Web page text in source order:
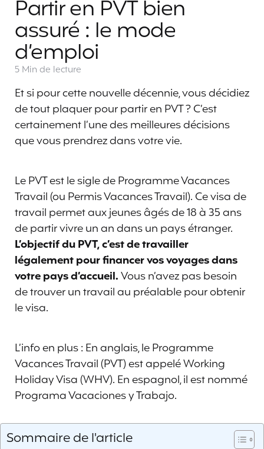
Partir en PVT bien
assuré : le mode
d’emploi
5 Min de lecture
Et si pour cette nouvelle décennie, vous décidiez
de tout plaquer pour partir en PVT ? C’est
certainement l’une des meilleures décisions
que vous prendrez dans votre vie.
Le PVT est le sigle de Programme Vacances
Travail (ou Permis Vacances Travail). Ce visa de
travail permet aux jeunes âgés de 18 à 35 ans
de partir vivre un an dans un pays étranger.
L’objectif du PVT, c’est de travailler
légalement pour financer vos voyages dans
votre pays d’accueil.Vous n’avez pas besoin
de trouver un travail au préalable pour obtenir
le visa.
L’info en plus : En anglais, le Programme
Vacances Travail (PVT) est appelé Working
Holiday Visa (WHV). En espagnol, il est nommé
Programa Vacaciones y Trabajo.
Sommaire de l'article